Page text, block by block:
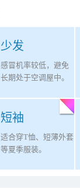
少发
感冒机率较低，避免
长期处于空调屋中。
短袖
适合穿T恤、短薄外套
等夏季服装。